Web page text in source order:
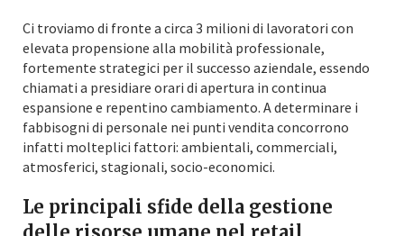
Ci troviamo di fronte a circa 3 milioni di lavoratori con
elevata propensione alla mobilità professionale,
fortemente strategici per il successo aziendale, essendo
chiamati a presidiare orari di apertura in continua
espansione e repentino cambiamento. A determinare i
fabbisogni di personale nei punti vendita concorrono
infatti molteplici fattori: ambientali, commerciali,
atmosferici, stagionali, socio-economici.
Le principali sfide della gestione